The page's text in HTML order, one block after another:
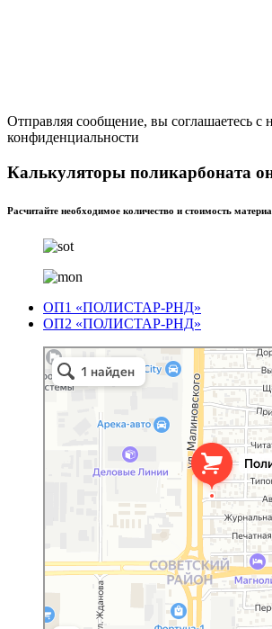
Отправляя сообщение, вы соглашаетесь с
конфиденциальности
Калькуляторы поликарбоната
Расчитайте необходимое количество и стоимость
ОП1 «ПОЛИСТАР-РНД»
ОП2 «ПОЛИСТАР-РНД»
Полистар
Оргстекло, поликарбонат в Ростове‑на‑Дону
Светопрозрачные конструкции в Ростове‑на‑Дону